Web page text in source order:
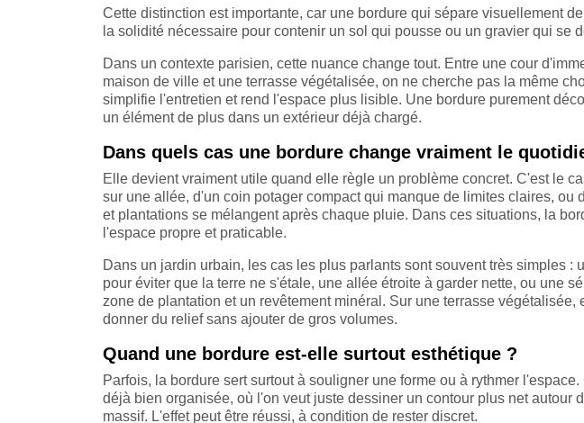
Cette distinction est importante, car une bordure qui sépare visuellement
la solidité nécessaire pour contenir un sol qui pousse ou un gravier qui se
Dans un contexte parisien, cette nuance change tout. Entre une cour
maison de ville et une terrasse végétalisée, on ne cherche pas la même
simplifie l'entretien et rend l'espace plus lisible. Une bordure purement
un élément de plus dans un extérieur déjà chargé.
Dans quels cas une bordure change vraiment le
Elle devient vraiment utile quand elle règle un problème concret. C'est le
sur une allée, d'un coin potager compact qui manque de limites claires, ou
et plantations se mélangent après chaque pluie. Dans ces situations, la
l'espace propre et praticable.
Dans un jardin urbain, les cas les plus parlants sont souvent très simples :
pour éviter que la terre ne s'étale, une allée étroite à garder nette, ou une
zone de plantation et un revêtement minéral. Sur une terrasse végétalisée,
donner du relief sans ajouter de gros volumes.
Quand une bordure est-elle surtout esthétique ?
Parfois, la bordure sert surtout à souligner une forme ou à rythmer
déjà bien organisée, où l'on veut juste dessiner un contour plus net autour
massif. L'effet peut être réussi, à condition de rester discret.